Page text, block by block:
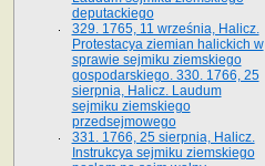
deputackiego
329. 1765, 11 września, Halicz.
Protestacya ziemian halickich w
sprawie sejmiku ziemskiego
gospodarskiego. 330. 1766, 25
sierpnia, Halicz. Laudum
sejmiku ziemskiego
przedsejmowego
331. 1766, 25 sierpnia, Halicz.
Instrukcya sejmiku ziemskiego